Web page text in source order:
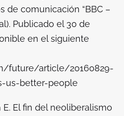
de comunicación “BBC –
Publicado el 30 de
en el siguiente
future/article/20160829-
us-better-people
E. El fin del neoliberalismo